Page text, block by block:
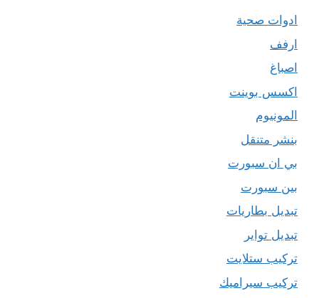
ادوات صحية
ارفف
اصباغ
اكسس بوينت
المونيوم
بنشر متنقل
بي ان سبورت
بين سبورت
تبديل بطاريات
تبديل تواير
تركيب ستلايت
تركيب سيراميك